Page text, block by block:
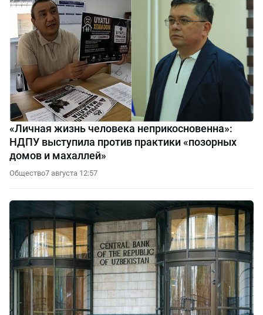
«Личная жизнь человека неприкосновенна»:
НДПУ выступила против практики «позорных
домов и махаллей»
Общество7 августа 12:57